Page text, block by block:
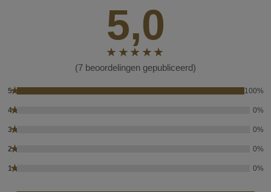
5,0
(7 beoordelingen gepubliceerd)
5★ 100%
4★ 0%
3★ 0%
2★ 0%
1★ 0%